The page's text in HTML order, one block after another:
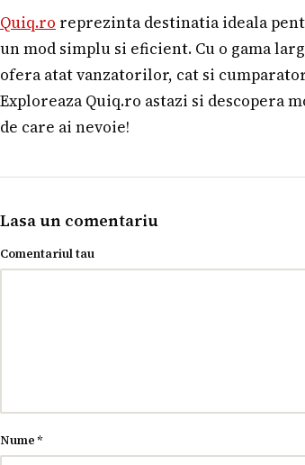
Quiq.ro reprezinta destinatia ideala
un mod simplu si eficient. Cu o gama
ofera atat vanzatorilor, cat si
Exploreaza Quiq.ro astazi si descopera
de care ai nevoie!
Lasa un comentariu
Comentariul tau
Nume*